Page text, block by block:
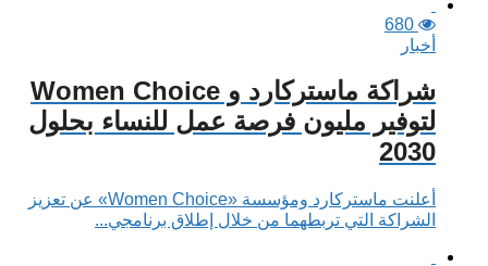
680
أخبار
شراكة ماستركارد و Women Choice
لتوفير مليون فرصة عمل للنساء بحلول
2030
أعلنت ماستركارد ومؤسسة «Women Choice» عن تعزيز
الشراكة التي تربطهما من خلال إطلاق برنامجي...